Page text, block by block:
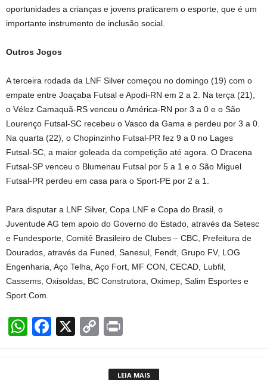
oportunidades a crianças e jovens praticarem o esporte, que é um
importante instrumento de inclusão social.
Outros Jogos
A terceira rodada da LNF Silver começou no domingo (19) com o
empate entre Joaçaba Futsal e Apodi-RN em 2 a 2. Na terça (21),
o Vélez Camaquã-RS venceu o América-RN por 3 a 0 e o São
Lourenço Futsal-SC recebeu o Vasco da Gama e perdeu por 3 a 0.
Na quarta (22), o Chopinzinho Futsal-PR fez 9 a 0 no Lages
Futsal-SC, a maior goleada da competição até agora. O Dracena
Futsal-SP venceu o Blumenau Futsal por 5 a 1 e o São Miguel
Futsal-PR perdeu em casa para o Sport-PE por 2 a 1.
Para disputar a LNF Silver, Copa LNF e Copa do Brasil, o
Juventude AG tem apoio do Governo do Estado, através da Setesc
e Fundesporte, Comitê Brasileiro de Clubes – CBC, Prefeitura de
Dourados, através da Funed, Sanesul, Fendt, Grupo FV, LOG
Engenharia, Aço Telha, Aço Fort, MF CON, CECAD, Lubfil,
Cassems, Oxisoldas, BC Construtora, Oximep, Salim Esportes e
Sport.Com.
W
h
at
F
a
c
X
C
o
p
in
t
LEIA MAIS